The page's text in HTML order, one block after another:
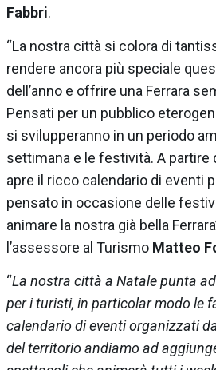
Fabbri.
“La nostra città si colora di
rendere ancora più speciale
dell’anno e offrire una Ferrara
Pensati per un pubblico
si svilupperanno in un periodo
settimana e le festività. A partire
apre il ricco calendario di eventi
pensato in occasione delle
animare la nostra già bella
l’assessore al Turismo Matteo
“La nostra città a Natale punta
per i turisti, in particolar modo le
calendario di eventi organizzati
del territorio andiamo ad